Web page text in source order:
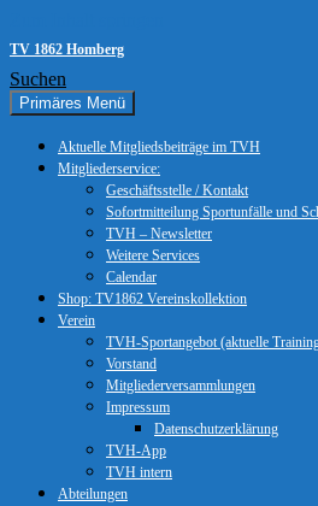
TV 1862 Homberg
Suchen
Primäres Menü
Aktuelle Mitgliedsbeiträge im TVH
Mitgliederservice:
Geschäftsstelle / Kontakt
Sofortmitteilung Sportunfälle und
TVH – Newsletter
Weitere Services
Calendar
Shop: TV1862 Vereinskollektion
Verein
TVH-Sportangebot (aktuelle
Vorstand
Mitgliederversammlungen
Impressum
Datenschutzerklärung
TVH-App
TVH intern
Abteilungen